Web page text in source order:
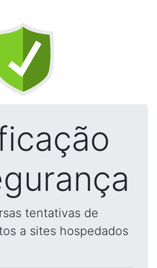
tentativas de
a sites hospedados